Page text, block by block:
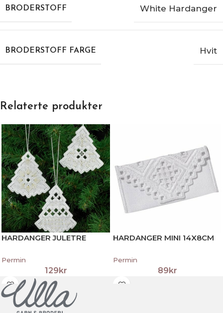
BRODERSTOFF White Hardanger
BRODERSTOFF FARGE Hvit
Relaterte produkter
HARDANGER JULETRE
Permin
129kr
HARDANGER MINI 14X8CM
Permin
89kr